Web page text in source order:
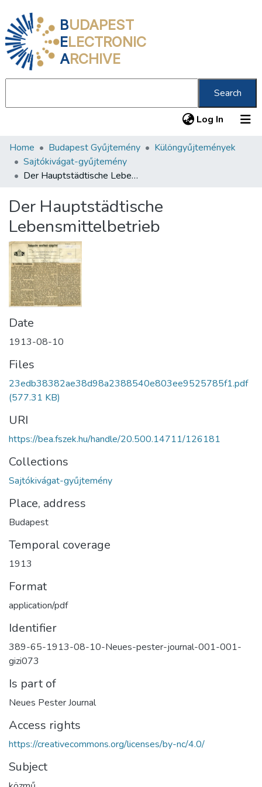
BUDAPEST
ELECTRONIC
ARCHIVE
Search
Log In (current)
Communities & Collections
All of DSpace
About us
Home Budapest Gyűjtemény
Különgyűjtemények
Sajtókivágat-gyűjtemény
Der Hauptstädtische Lebensmittelbetrieb
Der Hauptstädtische
Lebensmittelbetrieb
Date
1913-08-10
Files
23edb38382ae38d98a2388540e803ee9525785f1.pdf
(577.31 KB)
URI
https://bea.fszek.hu/handle/20.500.14711/126181
Collections
Sajtókivágat-gyűjtemény
Place, address
Budapest
Temporal coverage
1913
Format
application/pdf
Identifier
389-65-1913-08-10-Neues-pester-journal-001-001-
gizi073
Is part of
Neues Pester Journal
Access rights
https://creativecommons.org/licenses/by-nc/4.0/
Subject